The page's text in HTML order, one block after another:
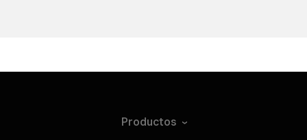
Productos